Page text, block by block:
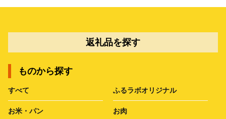
返礼品を探す
ものから探す
すべて ふるラボオリジナル
お米・パン お肉